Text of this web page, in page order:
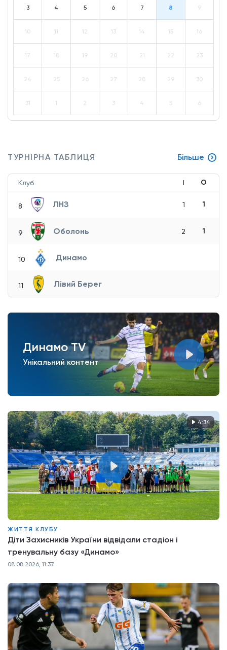
3 4 5 6 7 8 9
10 11 12 13 14 15 16
17 18 19 20 21 22 23
24 25 26 27 28 29 30
31 1 2 3 4 5 6
ТУРНІРНА ТАБЛИЦЯ Більше
Клуб І О
8 ЛНЗ 1 1
9 Оболонь 2 1
10 Динамо
11 Лівий Берег
Динамо TV
Унікальний контент
4:34
ЖИТТЯ КЛУБУ
Діти Захисників України відвідали стадіон і
тренувальну базу «Динамо»
08.08.2026, 11:37